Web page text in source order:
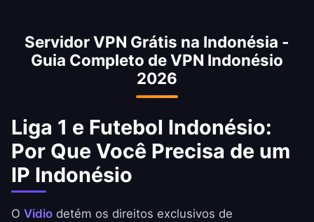
sites restritos. Acesse a internet sem
restrições mantendo seu IP indonésio para
Servidor VPN Grátis na Indonésia -
Guia Completo de VPN Indonésio
2026
Liga 1 e Futebol Indonésio:
Por Que Você Precisa de um
IP Indonésio
O Vidio detém os direitos exclusivos de